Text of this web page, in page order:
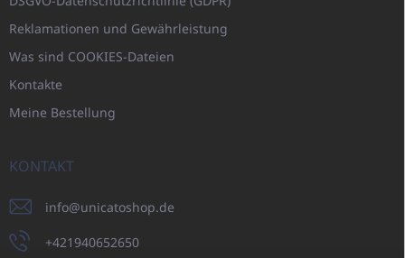
Reklamationen und Gewährleistung
Was sind COOKIES-Dateien
Kontakte
Meine Bestellung
KONTAKT
info@unicatoshop.de
+421940652650